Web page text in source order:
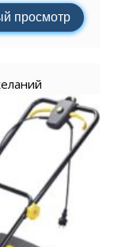
просмотр